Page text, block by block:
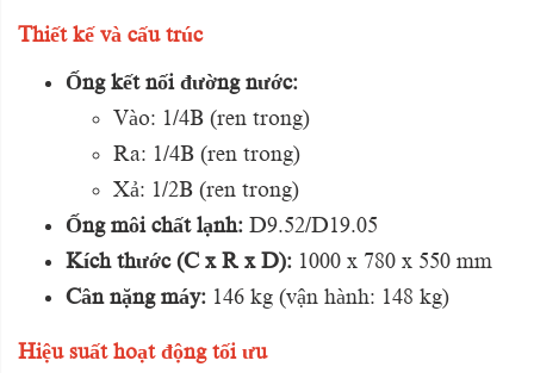
Thiết kế và cấu trúc
Ống kết nối đường nước:
Vào: 1/4B (ren trong)
Ra: 1/4B (ren trong)
Xả: 1/2B (ren trong)
Ống môi chất lạnh: D9.52/D19.05
Kích thước (C x R x D): 1000 x 780 x 550 mm
Cân nặng máy: 146 kg (vận hành: 148 kg)
Hiệu suất hoạt động tối ưu